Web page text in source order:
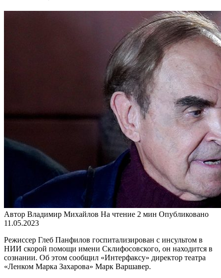
Автор Владимир Михайлов На чтение 2 мин Опубликовано
11.05.2023
Режиссер Глеб Панфилов госпитализирован с инсультом в
НИИ скорой помощи имени Склифосовского, он находится в
сознании. Об этом сообщил «Интерфаксу» директор театра
«Ленком Марка Захарова» Марк Варшавер.